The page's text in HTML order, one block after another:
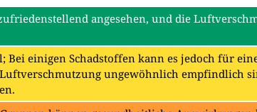
angesehen, und die
Bei einigen Schadstoffen kann es jedoch für
ungewöhnlich empfindlich